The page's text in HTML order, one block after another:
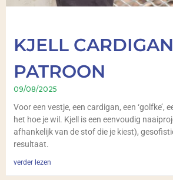
KJELL CARDIGAN
PATROON
09/08/2025
Voor een vestje, een cardigan, een ‘golfke’,
het hoe je wil. Kjell is een eenvoudig
afhankelijk van de stof die je kiest),
resultaat.
verder lezen